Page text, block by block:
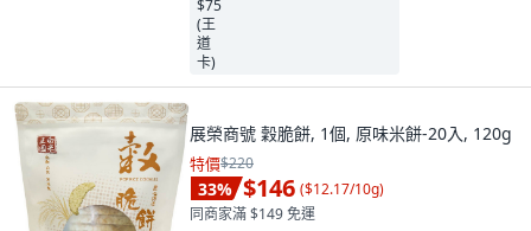
展榮商號 穀脆餅, 1個, 原味米餅-20入, 120g
特價$220
33% $146 ($12.17/10g)
同商家滿 $149 免運